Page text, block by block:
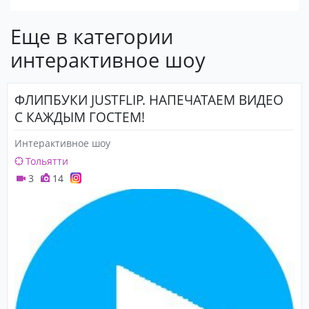
Еще в категории
интерактивное шоу
ФЛИПБУКИ JUSTFLIP. НАПЕЧАТАЕМ ВИДЕО
С КАЖДЫМ ГОСТЕМ!
Интерактивное шоу
Тольятти
3
14